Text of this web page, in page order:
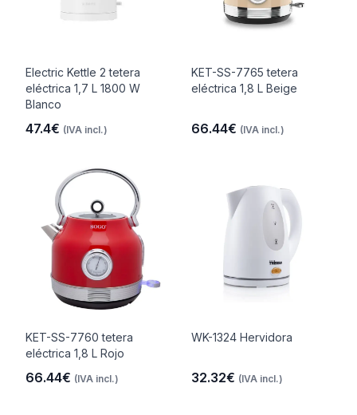
Electric Kettle 2 tetera
eléctrica 1,7 L 1800 W
Blanco
47.4€ (IVA incl.)
KET-SS-7765 tetera
eléctrica 1,8 L Beige
66.44€ (IVA incl.)
KET-SS-7760 tetera
eléctrica 1,8 L Rojo
66.44€ (IVA incl.)
WK-1324 Hervidora
32.32€ (IVA incl.)